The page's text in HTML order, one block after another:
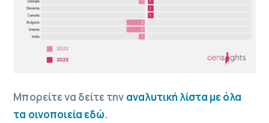
Μπορείτε να δείτε την αναλυτική λίστα με όλα
τα οινοποιεία εδώ.